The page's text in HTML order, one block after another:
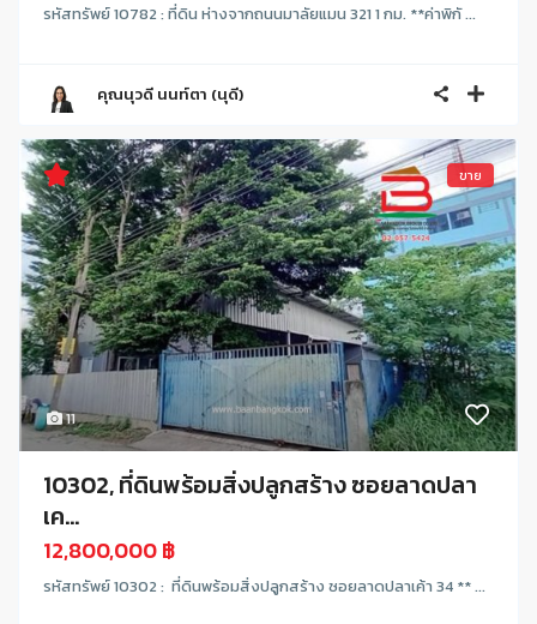
รหัสทรัพย์ 10782 : ที่ดิน ห่างจากถนนมาลัยแมน 321 1 กม. **ค่าพิกั ...
คุณนุวดี นนท์ตา (นุดี)
11
ขาย
10302, ที่ดินพร้อมสิ่งปลูกสร้าง ซอยลาดปลา
เค...
12,800,000 ฿
รหัสทรัพย์ 10302 : ที่ดินพร้อมสิ่งปลูกสร้าง ซอยลาดปลาเค้า 34 ** ...